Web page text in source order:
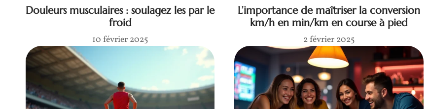
Douleurs musculaires : soulagez les par le
froid
10 février 2025
L’importance de maîtriser la conversion
km/h en min/km en course à pied
2 février 2025